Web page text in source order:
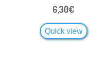
6,30€
Quick view